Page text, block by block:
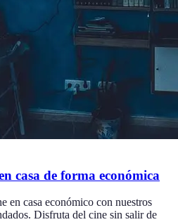
casa de forma económica
en casa económico con nuestros
Disfruta del cine sin salir de